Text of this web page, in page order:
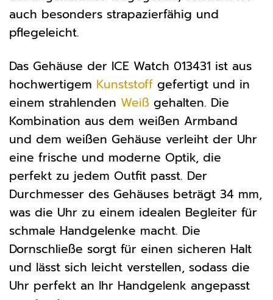
auch besonders strapazierfähig und
pflegeleicht.
Das Gehäuse der ICE Watch 013431 ist aus
hochwertigem Kunststoff gefertigt und in
einem strahlenden Weiß gehalten. Die
Kombination aus dem weißen Armband
und dem weißen Gehäuse verleiht der Uhr
eine frische und moderne Optik, die
perfekt zu jedem Outfit passt. Der
Durchmesser des Gehäuses beträgt 34 mm,
was die Uhr zu einem idealen Begleiter für
schmale Handgelenke macht. Die
Dornschließe sorgt für einen sicheren Halt
und lässt sich leicht verstellen, sodass die
Uhr perfekt an Ihr Handgelenk angepasst